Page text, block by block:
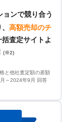
ョンで競り合う
高額売却のチ
査定サイトよ
(※2)
と他社査定額の差額
～2024年9月 回答